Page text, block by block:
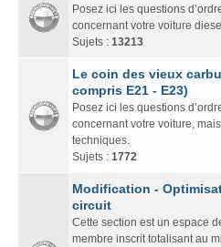
Posez ici les questions
concernant votre voiture
Sujets : 13213
Le coin des vieux
compris E21 - E23)
Posez ici les questions
concernant votre voiture,
techniques.
Sujets : 1772
Modification -
circuit
Cette section est un espace
membre inscrit totalisant au